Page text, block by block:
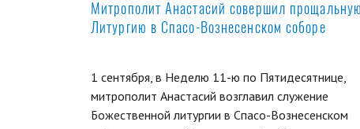
Митрополит Анастасий совершил прощальную
Литургию в Спасо-Вознесенском соборе
1 сентября, в Неделю 11-ю по Пятидесятнице,
митрополит Анастасий возглавил служение
Божественной литургии в Спасо-Вознесенском